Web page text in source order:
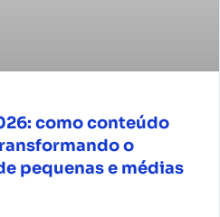
como conteúdo
o
pequenas e médias